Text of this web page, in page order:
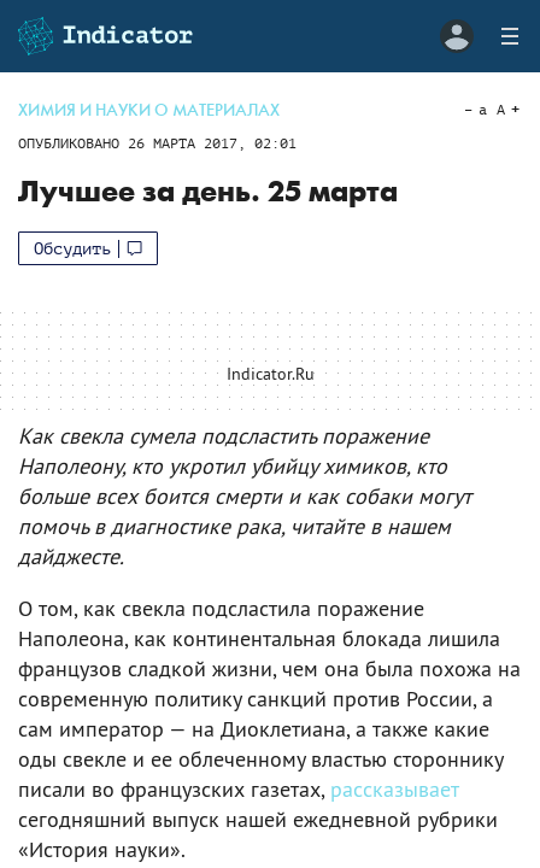
ХИМИЯ И НАУКИ О МАТЕРИАЛАХ
ОПУБЛИКОВАНО 26 МАРТА 2017, 02:01
a A
Лучшее за день. 25 марта
Обсудить
Indicator.Ru
Как свекла сумела подсластить поражение
Наполеону, кто укротил убийцу химиков, кто
больше всех боится смерти и как собаки могут
помочь в диагностике рака, читайте в нашем
дайджесте.
О том, как свекла подсластила поражение
Наполеона, как континентальная блокада лишила
французов сладкой жизни, чем она была похожа на
современную политику санкций против России, а
сам император — на Диоклетиана, а также какие
оды свекле и ее облеченному властью стороннику
писали во французских газетах, рассказывает
сегодняшний выпуск нашей ежедневной рубрики
«История науки».